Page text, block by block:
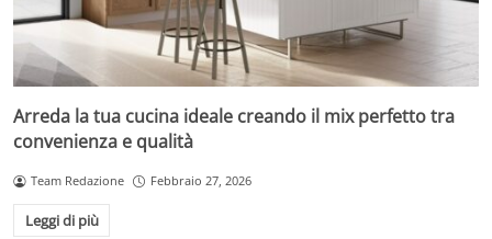
Arreda la tua cucina ideale creando il mix perfetto tra
convenienza e qualità
Team Redazione Febbraio 27, 2026
Leggi di più